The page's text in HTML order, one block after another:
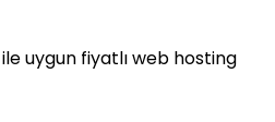
ile uygun fiyatlı web hosting